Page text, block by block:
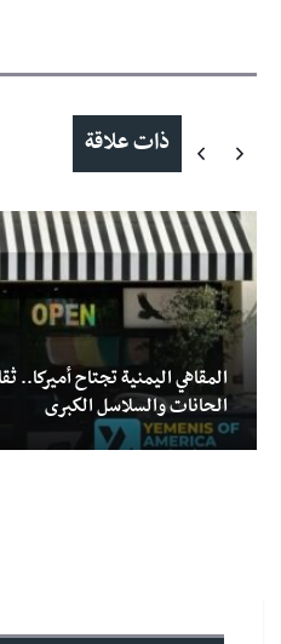
ذات علاقة
المقاهي اليمنية تجتاح أميركا..
الحانات والسلاسل الكبرى